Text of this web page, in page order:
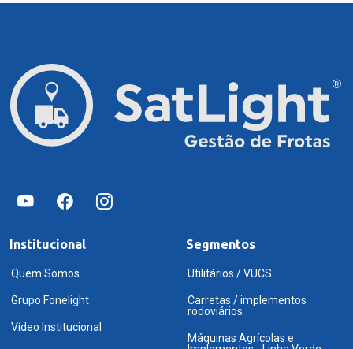
Institucional
Quem Somos
Grupo Fonelight
Vídeo Institucional
Segmentos
Utilitários / VUCS
Carretas / implementos
rodoviários
Máquinas Agrícolas e